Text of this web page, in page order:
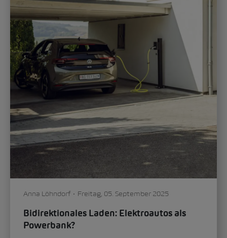
Anna Löhndorf Freitag, 05. September 2025
Bidirektionales Laden: Elektroautos als
Powerbank?